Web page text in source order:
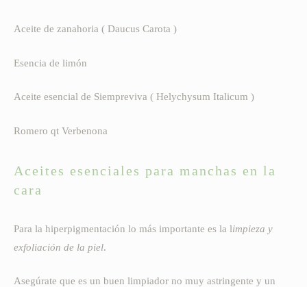
Aceite de zanahoria ( Daucus Carota )
Esencia de limón
Aceite esencial de Siempreviva ( Helychysum Italicum )
Romero qt Verbenona
Aceites esenciales para manchas en la
cara
Para la hiperpigmentación lo más importante es la limpieza y
exfoliación de la piel.
Asegúrate que es un buen limpiador no muy astringente y un